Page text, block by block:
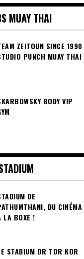
MUAY THAI
ZEITOUN SINCE 1990
PUNCH MUAY THAI
BODY VIP
DE
DU CINÉMA
LA BOXE !
STADIUM OR TOR KOR